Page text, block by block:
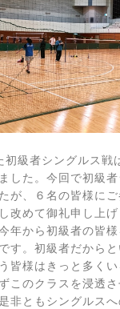
初級者シングルス戦
した。今回で初級
が、６名の皆様に
改めて御礼申し上
年から初級者の皆
す。初級者だから
皆様はきっと多く
このクラスを浸透
非ともシングルス